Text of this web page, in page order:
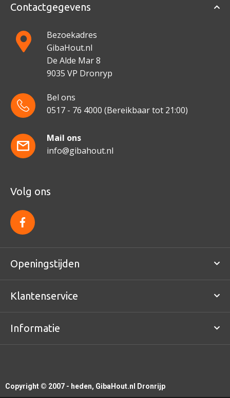
Contactgegevens
Bezoekadres
GibaHout.nl
De Alde Mar 8
9035 VP Dronryp
Bel ons
0517 - 76 4000 (Bereikbaar tot 21:00)
Mail ons
info@gibahout.nl
Volg ons
f
a
c
e
o
o
Openingstijden
Klantenservice
Informatie
Copyright © 2007 - heden, GibaHout.nl Dronrijp